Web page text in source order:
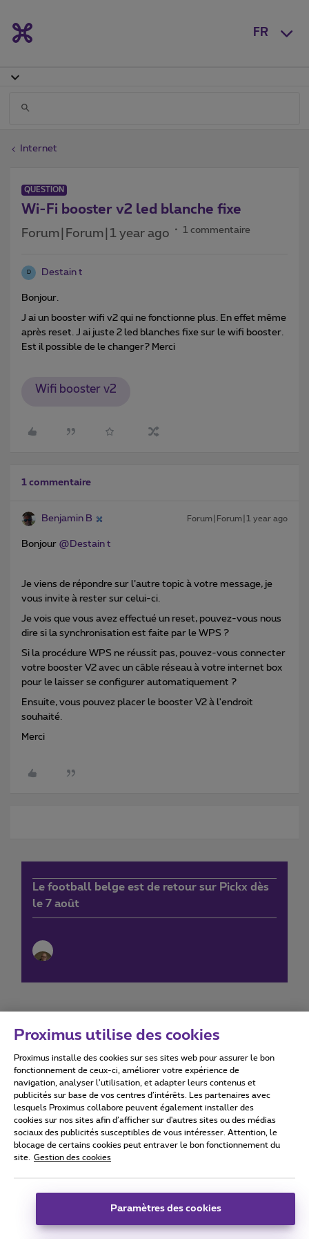
FR
Internet
QUESTION
Wi-Fi booster v2 led blanche fixe
Forum|Forum|1 year ago 1 commentaire
D Destain t
Bonjour.
J ai un booster wifi v2 qui ne fonctionne plus. En effet même
après reset. J ai juste 2 led blanches fixe sur le wifi booster.
Est il possible de le changer? Merci
Wifi booster v2
1 commentaire
Benjamin B Forum|Forum|1 year ago
Bonjour @Destain t
Je viens de répondre sur l’autre topic à votre message, je
vous invite à rester sur celui-ci.
Je vois que vous avez effectué un reset, pouvez-vous nous
dire si la synchronisation est faite par le WPS ?
Si la procédure WPS ne réussit pas, pouvez-vous connecter
votre booster V2 avec un câble réseau à votre internet box
pour le laisser se configurer automatiquement ?
Ensuite, vous pouvez placer le booster V2 à l'endroit
souhaité.
Merci
Le football belge est de retour sur Pickx dès
le 7 août
Conditions d'utilisation Accessibility statement
Tous droits réservés. © 2026 Proximus
Conditions générales, info consommateur
Coordonnées de l’entreprise
Boulevard du Roi Albert II 27 - B-1030 Bruxelles.
Proximus utilise des cookies
Proximus installe des cookies sur ses sites web pour assurer le bon
fonctionnement de ceux-ci, améliorer votre expérience de
navigation, analyser l’utilisation, et adapter leurs contenus et
publicités sur base de vos centres d’intérêts. Les partenaires avec
lesquels Proximus collabore peuvent également installer des
cookies sur nos sites afin d’afficher sur d'autres sites ou des médias
sociaux des publicités susceptibles de vous intéresser. Attention, le
blocage de certains cookies peut entraver le bon fonctionnement du
site.
Gestion des cookies
Paramètres des cookies